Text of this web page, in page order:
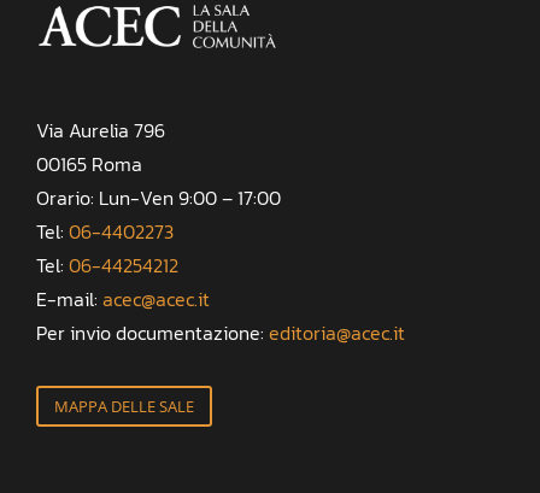
Via Aurelia 796
00165 Roma
Orario: Lun-Ven 9:00 – 17:00
Tel: 06-4402273
Tel: 06-44254212
E-mail: acec@acec.it
Per invio documentazione: editoria@acec.it
MAPPA DELLE SALE